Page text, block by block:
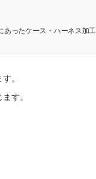
あったケース・ハーネス加工
。
す。